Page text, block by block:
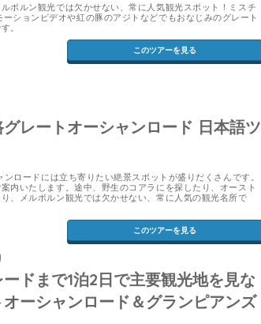
ボルン観光では欠かせない、常に人気観光スポット！ミスチ
ションビデオや紅の豚のアジトなどでもおなじみのグレート
。
このツアーを見る
レートオーシャンロード 日本語ツ
ロードには立ち寄りたい絶景スポットが盛りだくさんです。
内いたします。途中、野生のコアラにを探したり、オースト
、メルボルン観光では欠かせない、常に人気の観光名所で
このツアーを見る
ドまで1泊2日で主要観光地を見な
ーシャンロード＆グランピアンズ